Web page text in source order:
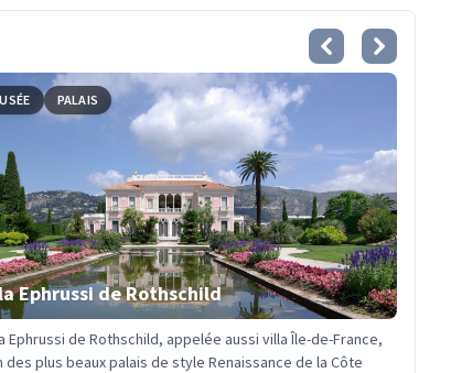
PALAIS
Ephrussi de Rothschild
Ephrussi de Rothschild, appelée aussi villa Île-de-France,
des plus beaux palais de style Renaissance de la Côte